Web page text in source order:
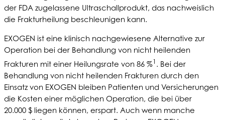
der FDA zugelassene Ultraschallprodukt, das nachweislich
die Frakturheilung beschleunigen kann.
EXOGEN ist eine klinisch nachgewiesene Alternative zur
Operation bei der Behandlung von nicht heilenden
Frakturen mit einer Heilungsrate von 86 %1 . Bei der
Behandlung von nicht heilenden Frakturen durch den
Einsatz von EXOGEN bleiben Patienten und Versicherungen
die Kosten einer möglichen Operation, die bei über
20.000 $ liegen können, erspart. Auch wenn manche